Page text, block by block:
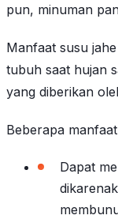
pun, minuman
Manfaat susu
tubuh saat hujan
yang diberikan
Beberapa
Dapat